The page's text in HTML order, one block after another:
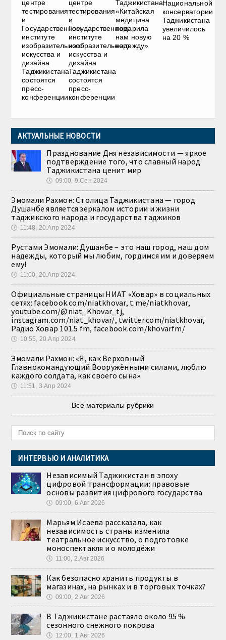
центре
тестирования
и
Государственном
институте
изобразительного
искусства и
дизайна
Таджикистана
состоятся
пресс-
конференции
центре
тестирования
и
Государственном
институте
изобразительного
искусства и
дизайна
Таджикистана
состоятся
пресс-
конференции
Таджикистана:
«Китайская
медицина
подарила
нам новую
надежду»
Национальной
консерватории
Таджикистана
увеличилось
на 20 %
АКТУАЛЬНЫЕ НОВОСТИ
Празднование Дня независимости — яркое
подтверждение того, что славный народ
Таджикистана ценит мир
🕔 09:00, 9.Сен 2024
Эмомали Рахмон: Столица Таджикистана — город
Душанбе является зеркалом истории и жизни
таджикского народа и государства таджиков
🕔 11:48, 20.Апр 2024
Рустами Эмомали: Душанбе – это наш город, наш дом
надежды, который мы любим, гордимся им и доверяем
ему!
🕔 11:00, 20.Апр 2024
Официальные страницы НИАТ «Ховар» в социальных
сетях: facebook.com/niatkhovar, t.me/niatkhovar,
youtube.com/@niat_Khovar_tj,
instagram.com/niat_khovar/, twitter.com/niatkhovar,
Радио Ховар 101.5 fm, facebook.com/khovarfm/
🕔 10:55, 20.Апр 2024
Эмомали Рахмон: «Я, как Верховный
Главнокомандующий Вооружёнными силами, люблю
каждого солдата, как своего сына»
🕔 11:51, 3.Апр 2024
Все материалы рубрики
ИНТЕРВЬЮ И АНАЛИТИКА
Независимый Таджикистан в эпоху
цифровой трансформации: правовые
основы развития цифрового государства
🕔 09:00, 6.Авг 2026
Марьям Исаева рассказала, как
независимость страны изменила
театральное искусство, о подготовке
моноспектакля и о молодёжи
🕔 11:00, 2.Авг 2026
Как безопасно хранить продукты в
магазинах, на рынках и в торговых точках?
🕔 09:00, 2.Авг 2026
В Таджикистане растаяло около 95 %
сезонного снежного покрова
🕔 12:00, 1.Авг 2026